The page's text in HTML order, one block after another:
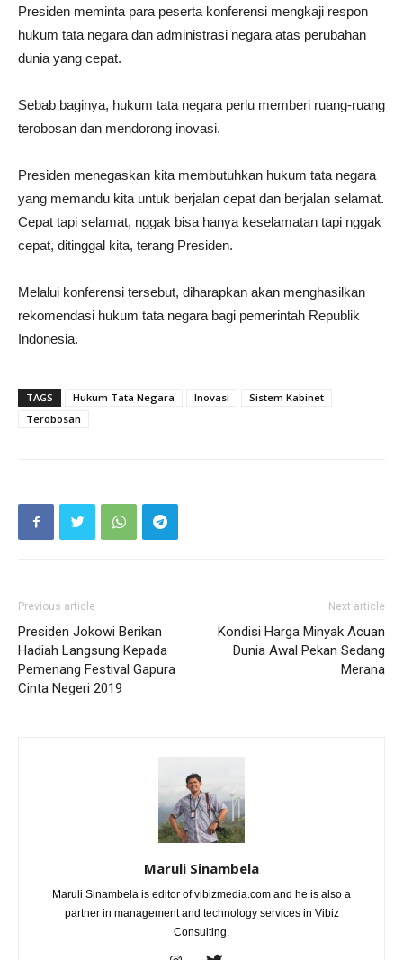
Presiden meminta para peserta konferensi mengkaji respon
hukum tata negara dan administrasi negara atas perubahan
dunia yang cepat.
Sebab baginya, hukum tata negara perlu memberi ruang-ruang
terobosan dan mendorong inovasi.
Presiden menegaskan kita membutuhkan hukum tata negara
yang memandu kita untuk berjalan cepat dan berjalan selamat.
Cepat tapi selamat, nggak bisa hanya keselamatan tapi nggak
cepat, ditinggal kita, terang Presiden.
Melalui konferensi tersebut, diharapkan akan menghasilkan
rekomendasi hukum tata negara bagi pemerintah Republik
Indonesia.
TAGS Hukum Tata Negara Inovasi
Sistem Kabinet
Terobosan
Previous article
Presiden Jokowi Berikan
Hadiah Langsung Kepada
Pemenang Festival Gapura
Cinta Negeri 2019
Next article
Kondisi Harga Minyak Acuan
Dunia Awal Pekan Sedang
Merana
Maruli Sinambela
Maruli Sinambela is editor of vibizmedia.com and he is also a
partner in management and technology services in Vibiz
Consulting.